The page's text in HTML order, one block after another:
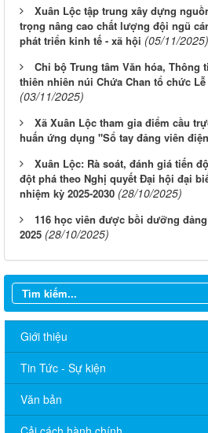
Xuân Lộc tập trung xây dựng
trọng nâng cao chất lượng đội ngũ
phát triển kinh tế - xã hội (05/11/2025)
Chi bộ Trung tâm Văn hóa, Thông
thiên nhiên núi Chứa Chan tổ chức
(03/11/2025)
Xã Xuân Lộc tham gia điểm cầu
huấn ứng dụng "Sổ tay đảng viên
Xuân Lộc: Rà soát, đánh giá tiến
đột phá theo Nghị quyết Đại hội đại
nhiệm kỳ 2025-2030 (28/10/2025)
116 học viên được bồi dưỡng
2025 (28/10/2025)
Giới thiệu
Tin Tức - Sự kiện
Văn bản